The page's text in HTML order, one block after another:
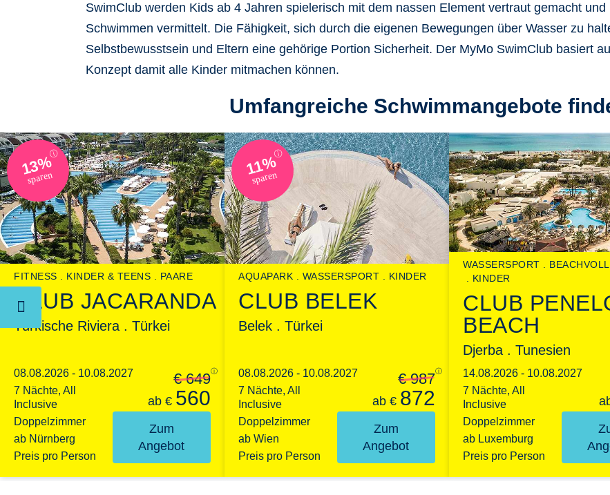
SwimClub werden Kids ab 4 Jahren spielerisch mit dem nassen Element vertraut gemacht
Schwimmen vermittelt. Die Fähigkeit, sich durch die eigenen Bewegungen über Wasser zu
Selbstbewusstsein und Eltern eine gehörige Portion Sicherheit. Der MyMo SwimClub basiert
Konzept damit alle Kinder mitmachen können.
Umfangreiche Schwimmangebote
FITNESS KINDER & TEENS PAARE
CLUB JACARANDA
Türkische Riviera . Türkei
08.08.2026 - 10.08.2027
7 Nächte, All
Inclusive
Doppelzimmer
ab Nürnberg
Preis pro Person
ⓘ
€ 649
ab € 560
Zum
Angebot
13%ⓘ
sparen
AQUAPARK WASSERSPORT KINDER
CLUB BELEK
Belek . Türkei
08.08.2026 - 10.08.2027
7 Nächte, All
Inclusive
Doppelzimmer
ab Wien
Preis pro Person
ⓘ
€ 987
ab € 872
Zum
Angebot
11%ⓘ
sparen
WASSERSPORT
KINDER
CLUB
BEACH
Djerba . Tunesien
14.08.2026 - 10.08.2027
7 Nächte, All
Inclusive
Doppelzimmer
ab Luxemburg
Preis pro Person